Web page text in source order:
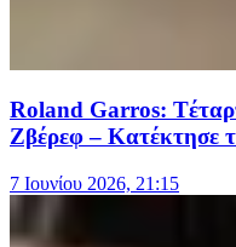
Roland Garros:
Ζβέρεφ – Κατέκτησε
7 Ιουνίου 2026, 21:15